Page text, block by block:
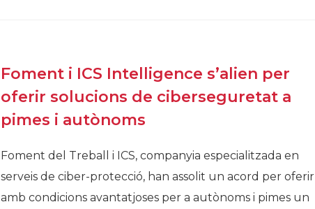
Foment i ICS Intelligence s’alien per
oferir solucions de ciberseguretat a
pimes i autònoms
Foment del Treball i ICS, companyia especialitzada en
serveis de ciber-protecció, han assolit un acord per oferir
amb condicions avantatjoses per a autònoms i pimes un